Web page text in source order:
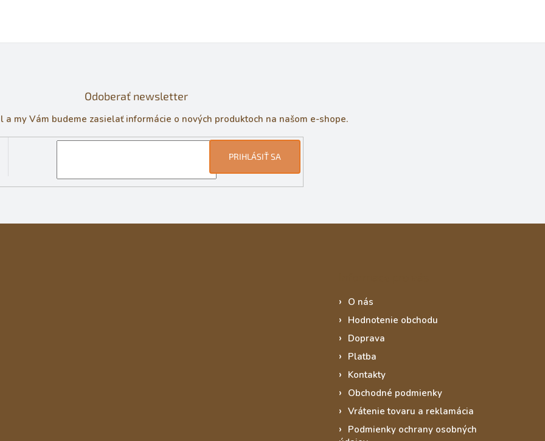
Odoberať newsletter
my Vám budeme zasielať informácie o nových produktoch na našom e-shope.
PRIHLÁSIŤ SA
O nás
Hodnotenie obchodu
Doprava
Platba
Kontakty
Obchodné podmienky
Vrátenie tovaru a reklamácia
Podmienky ochrany osobných